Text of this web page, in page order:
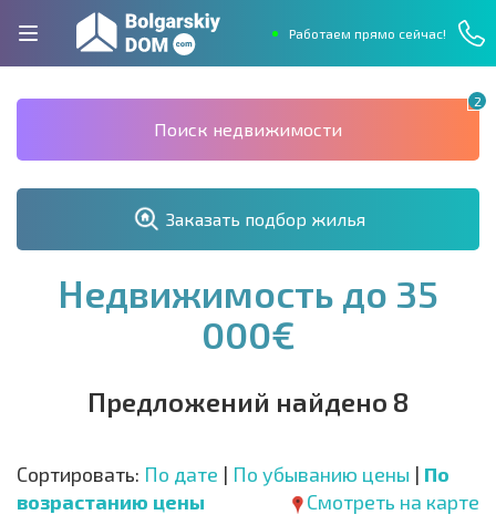
Работаем прямо сейчас!
2
Поиск недвижимости
Заказать подбор жилья
Недвижимость до 35
000€
Предложений найдено 8
Сортировать: По дате | По убыванию цены | По
возрастанию цены
Смотреть на карте